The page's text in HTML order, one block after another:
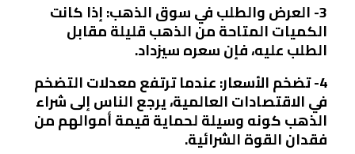
3- العرض والطلب في سوق الذهب: إذا كانت
الكميات المتاحة من الذهب قليلة مقابل
الطلب عليه، فإن سعره سيزداد.
4- تضخم الأسعار: عندما ترتفع معدلات التضخم
في الاقتصادات العالمية، يرجع الناس إلى شراء
الذهب كونه وسيلة لحماية قيمة أموالهم من
فقدان القوة الشرائية.